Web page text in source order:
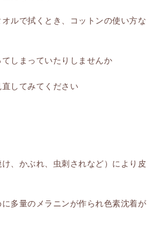
ルで拭くとき、コットンの使い方な
しまっていたりしませんか
してみてください
、かぶれ、虫刺されなど）により皮
多量のメラニンが作られ色素沈着が